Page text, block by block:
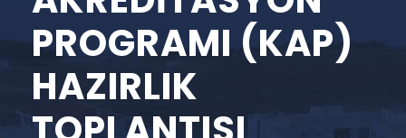
PROGRAMI (KAP)
HAZIRLIK